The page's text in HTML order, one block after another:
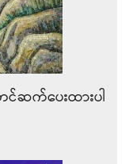
က်ပေးထားပါ